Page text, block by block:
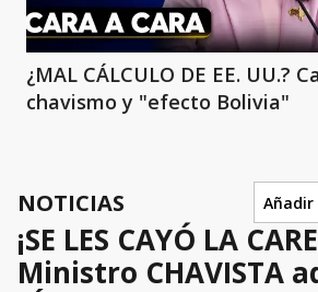
¿MAL CÁLCULO DE EE. UU.?
chavismo y "efecto Bolivia"
NOTICIAS
¡SE LES CAYÓ LA
Ministro CHAVISTA